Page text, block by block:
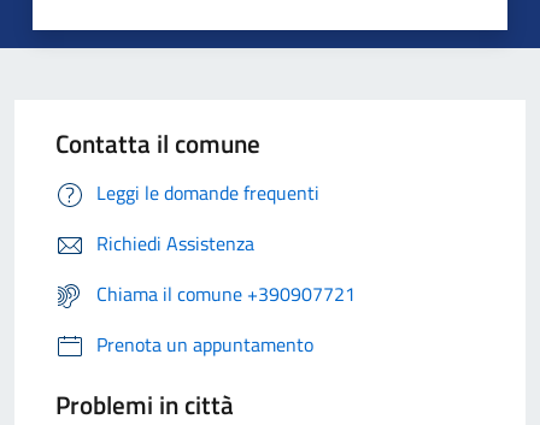
Contatta il comune
Leggi le domande frequenti
Richiedi Assistenza
Chiama il comune +390907721
Prenota un appuntamento
Problemi in città